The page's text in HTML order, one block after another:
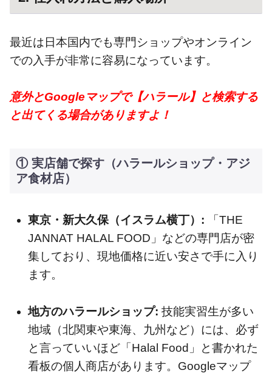
最近は日本国内でも専門ショップやオンライン
での入手が非常に容易になっています。
意外とGoogleマップで【ハラール】と検索する
と出てくる場合がありますよ！
① 実店舗で探す（ハラールショップ・アジ
ア食材店）
東京・新大久保（イスラム横丁）: 「THE
JANNAT HALAL FOOD」などの専門店が密
集しており、現地価格に近い安さで手に入り
ます。
地方のハラールショップ: 技能実習生が多い
地域（北関東や東海、九州など）には、必ず
と言っていいほど「Halal Food」と書かれた
看板の個人商店があります。Googleマップ